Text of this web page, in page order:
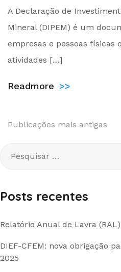
by
Administrador
A Declaração de
Mineral (DIPEM) é um
empresas e pessoas físicas
atividades […]
Readmore >>
Navegação
posts
Publicações mais antigas
por:
Posts recentes
Relatório Anual de Lavra (RAL)
DIEF-CFEM: nova obrigação
2025